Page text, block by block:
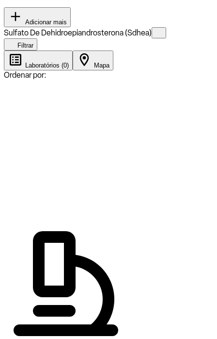
Adicionar mais
Sulfato De Dehidroepiandrosterona (Sdhea)
Filtrar
Laboratórios (0) Mapa
Ordenar por: